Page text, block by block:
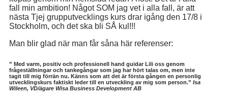
fall min ambition! Något SOM jag vet i alla fall, är att
nästa Tjej grupputvecklings kurs drar igång den 17/8 i
Stockholm, och det ska bli SÅ kul!!!
Man blir glad när man får såna här referenser:
” Med varm, positiv och professionell hand guidar Lili oss genom
frågeställningar och tankegångar som jag har hört talas om, men inte
tagit till mig förrän nu. Känns som att det är första gången en personlig
utvecklingskurs faktiskt leder till en utveckling av mig som person.” Isa
Wileen, VD/ägare Wisa Business Development AB